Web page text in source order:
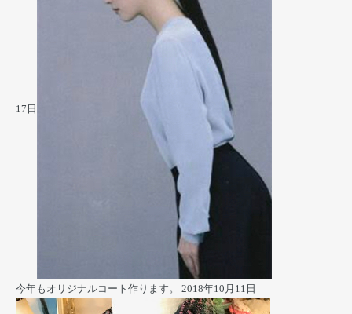
17日
今年もオリジナルコート作ります。 2018年10月11日